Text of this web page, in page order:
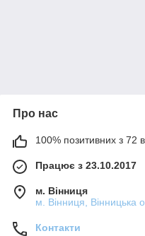
Про нас
100% позитивних з 72
Працює з 23.10.2017
м. Вінниця
м. Вінниця, Вінницька
Контакти